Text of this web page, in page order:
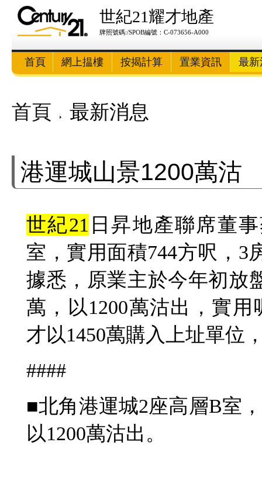
世紀21耀才地產
牌照號碼:/SPOB編號：C-073656-A000
首頁 網上揾樓 按揭計算 置業資訊 最新
首頁 最新消息
港運城山景1200萬沽
世紀21 日昇地產聯席董
室，實用面積744方呎，3
據悉，原業主於今年初放
萬，以1200萬沽出，實用
才以1450萬購入上址單位
####
■北角港運城2座高層B室
以1200萬沽出。